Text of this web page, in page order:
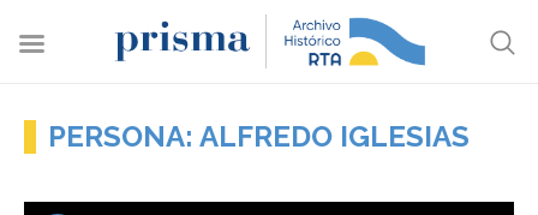
PERSONA: ALFREDO IGLESIAS